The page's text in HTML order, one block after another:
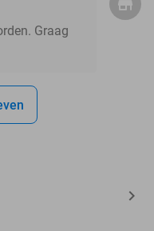
Graag